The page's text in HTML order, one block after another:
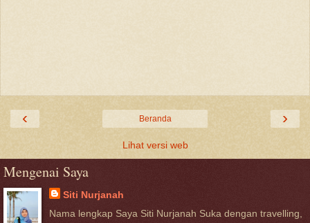
‹ ›
Beranda
Lihat versi web
Mengenai Saya
Siti Nurjanah
Nama lengkap Saya Siti Nurjanah Suka dengan travelling,